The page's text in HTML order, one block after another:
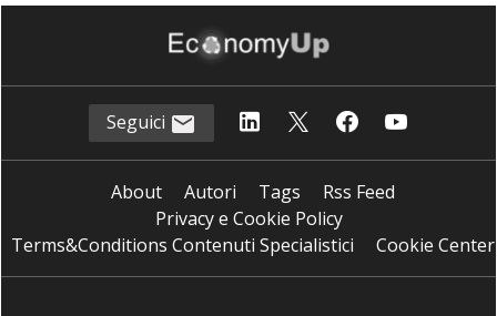
Seguici
About Autori Tags
Rss Feed
Privacy e Cookie Policy
Terms&Conditions Contenuti Specialistici
Cookie Center